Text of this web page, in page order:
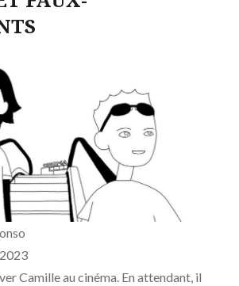
Camille au cinéma. En attendant, il